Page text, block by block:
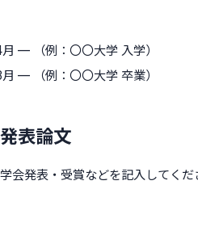
— （例：〇〇大学 入学）
— （例：〇〇大学 卒業）
表論文
学会発表・受賞などを記入してくだ